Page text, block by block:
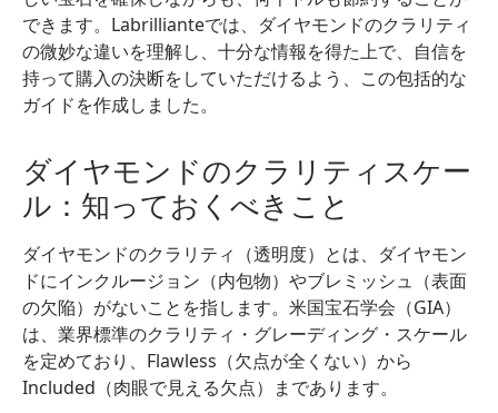
できます。Labrillianteでは、ダイヤモンドのクラリティ
の微妙な違いを理解し、十分な情報を得た上で、自信を
持って購入の決断をしていただけるよう、この包括的な
ガイドを作成しました。
ダイヤモンドのクラリティスケー
ル：知っておくべきこと
ダイヤモンドのクラリティ（透明度）とは、ダイヤモン
ドにインクルージョン（内包物）やブレミッシュ（表面
の欠陥）がないことを指します。米国宝石学会（GIA）
は、業界標準のクラリティ・グレーディング・スケール
を定めており、Flawless（欠点が全くない）から
Included（肉眼で見える欠点）まであります。